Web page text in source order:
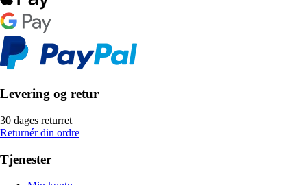
Levering og retur
30 dages returret
Returnér din ordre
Tjenester